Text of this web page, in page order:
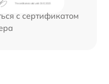
с сертификатом